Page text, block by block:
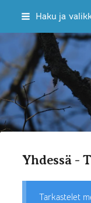
Siirry
sivun
sisältöön
Haku ja
Yhdessä -
Tarkastelet